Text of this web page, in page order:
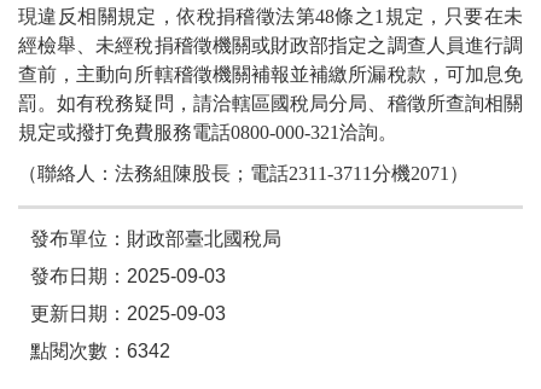
現違反相關規定，依稅捐稽徵法第48條之1規定，只要在未
經檢舉、未經稅捐稽徵機關或財政部指定之調查人員進行調
查前，主動向所轄稽徵機關補報並補繳所漏稅款，可加息免
罰。如有稅務疑問，請洽轄區國稅局分局、稽徵所查詢相關
規定或撥打免費服務電話0800-000-321洽詢。
（聯絡人：法務組陳股長；電話2311-3711分機2071）
發布單位：財政部臺北國稅局
發布日期：2025-09-03
更新日期：2025-09-03
點閱次數：6342